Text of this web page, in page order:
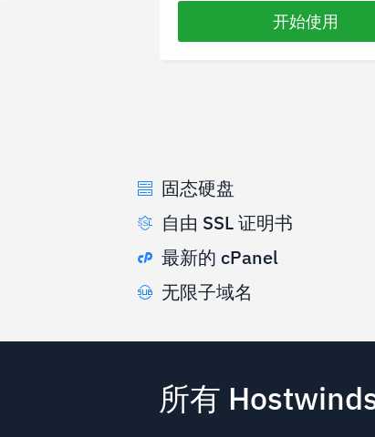
开始使用
固态硬盘
自由 SSL 证明书
最新的 cPanel
无限子域名
所有